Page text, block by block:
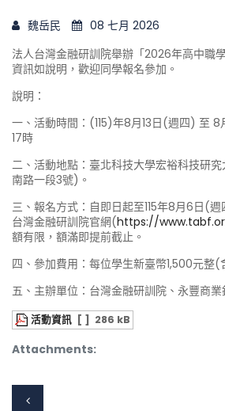
魏岳民
08 七月 2026
法人台灣金融研訓院舉辦「2026年高中職
資訊如說明，歡迎同學報名參加。
說明：
一、活動時間：(115)年8月13日(週四) 至
17時
二、活動地點：臺北科技大學宏裕科技研
南路一段3號)。
三、報名方式：自即日起至115年8月6日(
台灣金融研訓院官網(https://
額有限，額滿即提前截止。
四、參加費用：每位學生新臺幣1,500元整(
五、主辦單位：台灣金融研訓院、永豐商
Attachments:
活動資訊 [ ] 286 kB